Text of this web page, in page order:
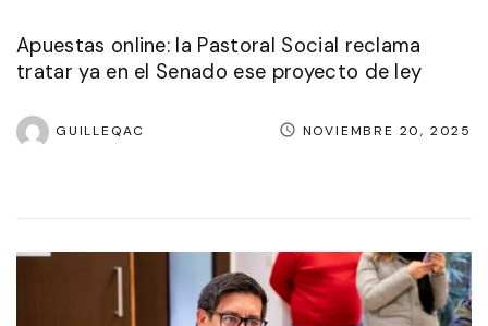
Apuestas online: la Pastoral Social reclama
tratar ya en el Senado ese proyecto de ley
GUILLEQAC NOVIEMBRE 20, 2025